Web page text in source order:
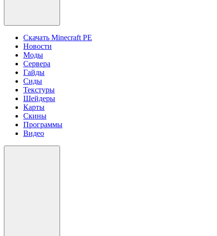
Скачать Minecraft PE
Новости
Моды
Сервера
Гайды
Сиды
Текстуры
Шейдеры
Карты
Скины
Программы
Видео